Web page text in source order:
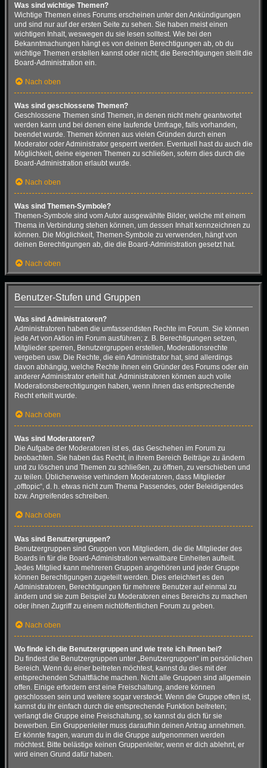
Was sind wichtige Themen?
Wichtige Themen eines Forums erscheinen unter den Ankündigungen
und sind nur auf der ersten Seite zu sehen. Sie haben meist einen
wichtigen Inhalt, weswegen du sie lesen solltest. Wie bei den
Bekanntmachungen hängt es von deinen Berechtigungen ab, ob du
wichtige Themen erstellen kannst oder nicht; die Berechtigungen stellt die
Board-Administration ein.
Nach oben
Was sind geschlossene Themen?
Geschlossene Themen sind Themen, in denen nicht mehr geantwortet
werden kann und bei denen eine laufende Umfrage, falls vorhanden,
beendet wurde. Themen können aus vielen Gründen durch einen
Moderator oder Administrator gesperrt werden. Eventuell hast du auch die
Möglichkeit, deine eigenen Themen zu schließen, sofern dies durch die
Board-Administration erlaubt wurde.
Nach oben
Was sind Themen-Symbole?
Themen-Symbole sind vom Autor ausgewählte Bilder, welche mit einem
Thema in Verbindung stehen können, um dessen Inhalt kennzeichnen zu
können. Die Möglichkeit, Themen-Symbole zu verwenden, hängt von
deinen Berechtigungen ab, die die Board-Administration gesetzt hat.
Nach oben
Benutzer-Stufen und Gruppen
Was sind Administratoren?
Administratoren haben die umfassendsten Rechte im Forum. Sie können
jede Art von Aktion im Forum ausführen; z. B. Berechtigungen setzen,
Mitglieder sperren, Benutzergruppen erstellen, Moderationsrechte
vergeben usw. Die Rechte, die ein Administrator hat, sind allerdings
davon abhängig, welche Rechte ihnen ein Gründer des Forums oder ein
anderer Administrator erteilt hat. Administratoren können auch volle
Moderationsberechtigungen haben, wenn ihnen das entsprechende
Recht erteilt wurde.
Nach oben
Was sind Moderatoren?
Die Aufgabe der Moderatoren ist es, das Geschehen im Forum zu
beobachten. Sie haben das Recht, in ihrem Bereich Beiträge zu ändern
und zu löschen und Themen zu schließen, zu öffnen, zu verschieben und
zu teilen. Üblicherweise verhindern Moderatoren, dass Mitglieder
„offtopic“, d. h. etwas nicht zum Thema Passendes, oder Beleidigendes
bzw. Angreifendes schreiben.
Nach oben
Was sind Benutzergruppen?
Benutzergruppen sind Gruppen von Mitgliedern, die die Mitglieder des
Boards in für die Board-Administration verwaltbare Einheiten aufteilt.
Jedes Mitglied kann mehreren Gruppen angehören und jeder Gruppe
können Berechtigungen zugeteilt werden. Dies erleichtert es den
Administratoren, Berechtigungen für mehrere Benutzer auf einmal zu
ändern und sie zum Beispiel zu Moderatoren eines Bereichs zu machen
oder ihnen Zugriff zu einem nichtöffentlichen Forum zu geben.
Nach oben
Wo finde ich die Benutzergruppen und wie trete ich ihnen bei?
Du findest die Benutzergruppen unter „Benutzergruppen“ im persönlichen
Bereich. Wenn du einer beitreten möchtest, kannst du dies mit der
entsprechenden Schaltfläche machen. Nicht alle Gruppen sind allgemein
offen. Einige erfordern erst eine Freischaltung, andere können
geschlossen sein und weitere sogar versteckt. Wenn die Gruppe offen ist,
kannst du ihr einfach durch die entsprechende Funktion beitreten;
verlangt die Gruppe eine Freischaltung, so kannst du dich für sie
bewerben. Ein Gruppenleiter muss daraufhin deinen Antrag annehmen.
Er könnte fragen, warum du in die Gruppe aufgenommen werden
möchtest. Bitte belästige keinen Gruppenleiter, wenn er dich ablehnt, er
wird einen Grund dafür haben.